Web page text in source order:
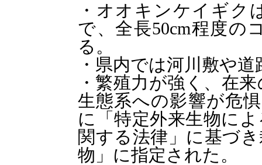
・オオキンケイギク
で、全長50cm程度の
る。
・県内では河川敷や
・繁殖力が強く、在
生態系への影響が危
に「特定外来生物に
関する法律」に基づ
物」に指定された。